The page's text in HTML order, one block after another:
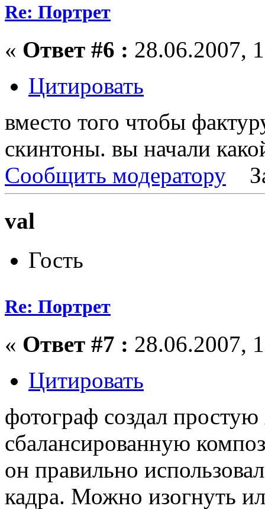
Re: Портрет
« Ответ #6 : 28.06.2007,
Цитировать
вместо того чтобы
скинтоны. вы начали
Сообщить модератору
val
Гость
Re: Портрет
« Ответ #7 : 28.06.2007,
Цитировать
фотограф создал
сбалансированную
он правильно
кадра. Можно изогнуть